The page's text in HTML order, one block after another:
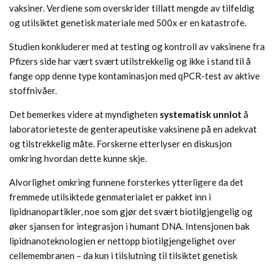
vaksiner. Verdiene som overskrider tillatt mengde av tilfeldig
og utilsiktet genetisk materiale med 500x er en katastrofe.
Studien konkluderer med at testing og kontroll av vaksinene fra
Pfizers side har vært svært utilstrekkelig og ikke i stand til å
fange opp denne type kontaminasjon med qPCR-test av aktive
stoffnivåer.
Det bemerkes videre at myndigheten systematisk unnlot å
laboratorieteste de genterapeutiske vaksinene på en adekvat
og tilstrekkelig måte. Forskerne etterlyser en diskusjon
omkring hvordan dette kunne skje.
Alvorlighet omkring funnene forsterkes ytterligere da det
fremmede utilsiktede genmaterialet er pakket inn i
lipidnanopartikler, noe som gjør det svært biotilgjengelig og
øker sjansen for integrasjon i humant DNA. Intensjonen bak
lipidnanoteknologien er nettopp biotilgjengelighet over
cellemembranen – da kun i tilslutning til tilsiktet genetisk